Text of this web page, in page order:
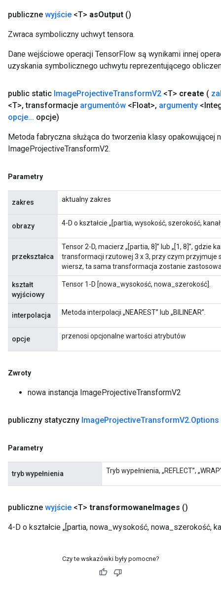
publiczne wyjście <T> asOutput ()
Zwraca symboliczny uchwyt tensora.
Dane wejściowe operacji TensorFlow są wynikami innej
uzyskania symbolicznego uchwytu reprezentującego
public static ImageProjectiveTransformV2 <T> create (
<T>, transformacje argumentów <Float>, argumenty
opcje... opcje)
Metoda fabryczna służąca do tworzenia klasy opakowującej
ImageProjectiveTransformV2.
Parametry
zakres aktualny zakres
obrazy 4-D o kształcie „[partia, wysokość, szerokość,
przekształca
Tensor 2-D, macierz „[partia, 8]” lub „[1, 8]”, gdzie
transformacji rzutowej 3 x 3, przy czym przyjmuje
wiersz, ta sama transformacja zostanie
kształt
wyjściowy
Tensor 1-D [nowa_wysokość, nowa_szerokość].
interpolacja Metoda interpolacji „NEAREST” lub „BILINEAR”.
opcje przenosi opcjonalne wartości atrybutów
Zwroty
nowa instancja ImageProjectiveTransformV2
publiczny statyczny ImageProjectiveTransformV2.Options
Parametry
tryb wypełnienia Tryb wypełnienia, „REFLECT”,
publiczne wyjście <T> transformowaneImages ()
4-D o kształcie „[partia, nowa_wysokość, nowa_szerokość,
Czy te wskazówki były pomocne?